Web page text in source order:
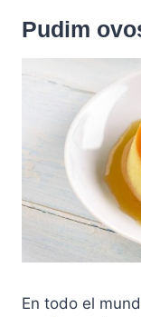
Pudim
En todo el